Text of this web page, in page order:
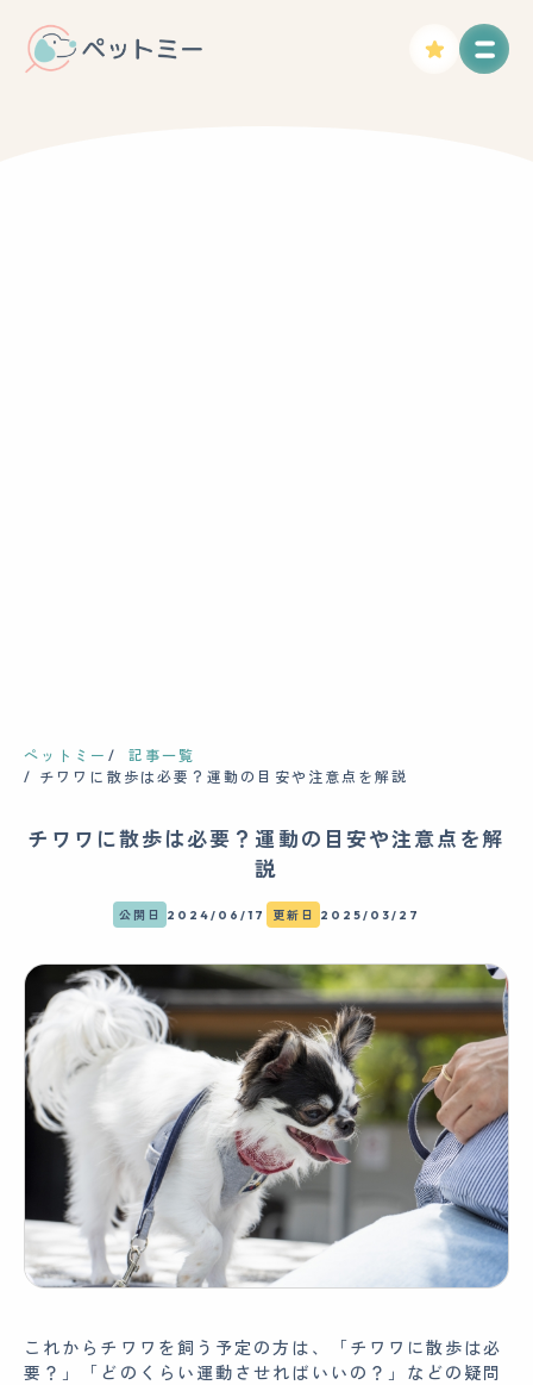
ペットミー
記事一覧
チワワに散歩は必要？運動の目安や注意点を解説
チワワに散歩は必要？運動の目安や注意点を解
説
公開日 2024/06/17 更新日 2025/03/27
これからチワワを飼う予定の方は、「チワワに散歩は必
要？」「どのくらい運動させればいいの？」などの疑問